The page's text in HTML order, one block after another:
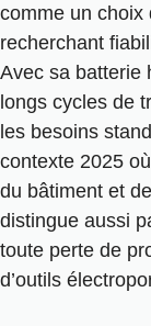
comme un choix
recherchant
Avec sa batterie
longs cycles de
les besoins
contexte 2025
du bâtiment et
distingue aussi
toute perte de
d’outils